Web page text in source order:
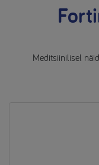
Meditsiinilisel